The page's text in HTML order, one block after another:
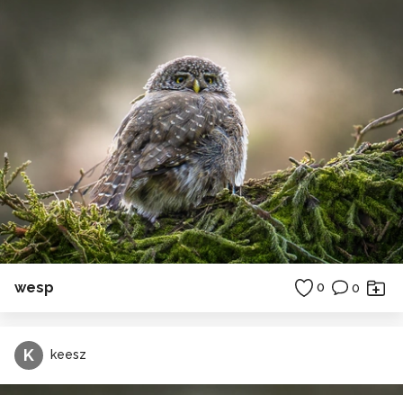
wesp 0 0
K keesz